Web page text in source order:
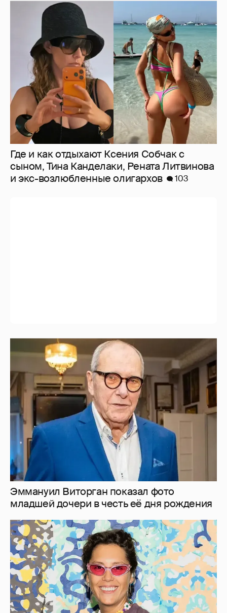
Где и как отдыхают Ксения Собчак с
сыном, Тина Канделаки, Рената Литвинова
и экс-возлюбленные олигархов
103
Эммануил Виторган показал фото
младшей дочери в честь её дня рождения
"Мне это ***** не надо": Ирина Горбачёва
заявила, что больше не хочет отношений
13